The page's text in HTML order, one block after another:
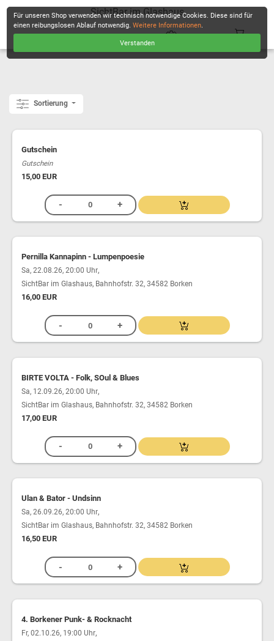
SichtBar im Glashaus
Sortierung
Gutschein
Gutschein
15,00 EUR
Pernilla Kannapinn - Lumpenpoesie
Sa, 22.08.26, 20:00 Uhr,
SichtBar im Glashaus, Bahnhofstr. 32, 34582 Borken
16,00 EUR
BIRTE VOLTA - Folk, SOul & Blues
Sa, 12.09.26, 20:00 Uhr,
SichtBar im Glashaus, Bahnhofstr. 32, 34582 Borken
17,00 EUR
Ulan & Bator - Undsinn
Sa, 26.09.26, 20:00 Uhr,
SichtBar im Glashaus, Bahnhofstr. 32, 34582 Borken
16,50 EUR
4. Borkener Punk- & Rocknacht
Fr, 02.10.26, 19:00 Uhr,
Für unseren Shop verwenden wir technisch notwendige Cookies. Diese sind für
einen reibungslosen Ablauf notwendig.Weitere Informationen.
Verstanden